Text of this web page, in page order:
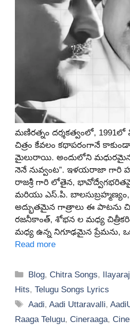
మణిరత్నం దర్శకత్వంలో, 1991లో
చిత్రం కేవలం కథాపరంగానే
మైలురాయి. అందులోని మధురమైన
నెనే నువ్వంట”. ఇళయరాజా గారి
రాజశ్రీ గారి లోతైన,
మరియు ఎస్.పి. బాలసుబ్రహ్మణ్యం,
అద్భుతమైన గాత్రాలు ఈ
రజనీకాంత్, శోభన ల మధ్య
మధ్య ఉన్న నిగూఢమైన ప్రేమను,
Read more
Categories
Blog, Chitra Songs,
Hits, Telugu Songs Lyrics
Tags
Aadi,Aadi Uttaravalli,
Raaga Telugu, Cineraaga,